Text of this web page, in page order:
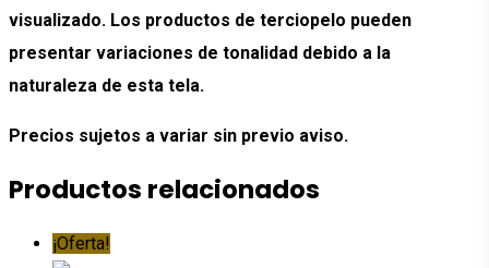
visualizado. Los productos de terciopelo pueden
presentar variaciones de tonalidad debido a la
naturaleza de esta tela.
Precios sujetos a variar sin previo aviso.
Productos relacionados
¡Oferta!